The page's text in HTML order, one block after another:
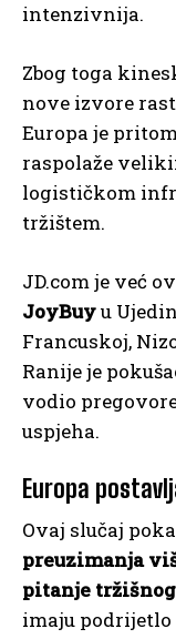
intenzivnija.
Zbog toga
nove izvore
Europa je
raspolaže
logističkom
tržištem.
JD.com je već
JoyBuyu
Francuskoj,
Ranije je
vodio
uspjeha.
Europa
Ovaj slučaj
preuzimanja
pitanje
imaju podrijetlo